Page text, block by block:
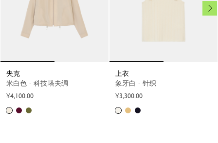
夹克
米白色 - 科技塔夫绸
¥4,100.00
上衣
象牙白 - 针织
¥3,300.00